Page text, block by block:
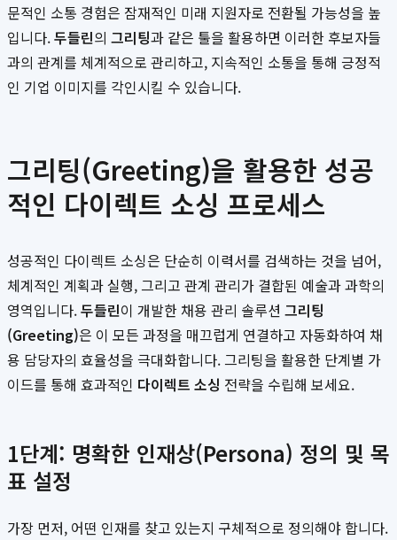
문적인 소통 경험은 잠재적인 미래 지원자로 전환될 가능성을 높
입니다.두들린의 그리팅과 같은 툴을 활용하면 이러한 후보자들
과의 관계를 체계적으로 관리하고, 지속적인 소통을 통해 긍정적
인 기업 이미지를 각인시킬 수 있습니다.
그리팅(Greeting)을 활용한 성공
적인 다이렉트 소싱 프로세스
성공적인 다이렉트 소싱은 단순히 이력서를 검색하는 것을 넘어,
체계적인 계획과 실행, 그리고 관계 관리가 결합된 예술과 과학의
영역입니다.두들린이 개발한 채용 관리 솔루션 그리팅
(Greeting)은 이 모든 과정을 매끄럽게 연결하고 자동화하여 채
용 담당자의 효율성을 극대화합니다. 그리팅을 활용한 단계별 가
이드를 통해 효과적인 다이렉트 소싱 전략을 수립해 보세요.
1단계: 명확한 인재상(Persona) 정의 및 목
표 설정
가장 먼저, 어떤 인재를 찾고 있는지 구체적으로 정의해야 합니다.